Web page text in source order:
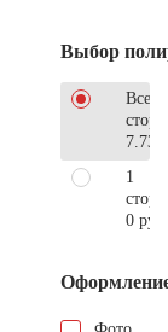
Выбор
Все
1
0 руб.